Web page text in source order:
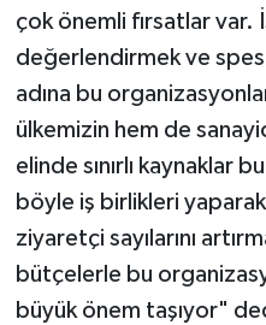
çok önemli fırsatlar var.
değerlendirmek ve
adına bu
ülkemizin hem de
elinde sınırlı kaynaklar
böyle iş birlikleri yaparak
ziyaretçi sayılarını
bütçelerle bu
büyük önem taşıyor"